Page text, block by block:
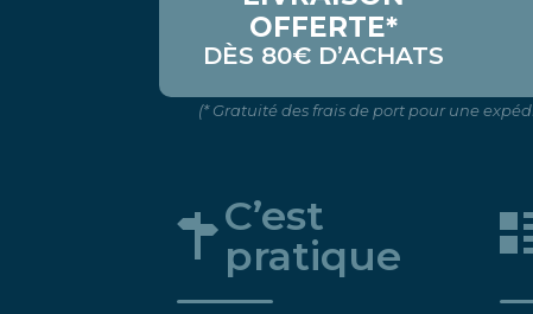
OFFERTE*
DÈS 80€ D’ACHATS
(* Gratuité des frais de port pour une
C’est
pratique